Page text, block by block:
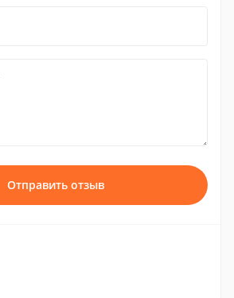
Отправить отзыв